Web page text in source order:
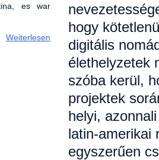
es war
Weiterlesen
Kim,
Weiterlesen
hogy
digitális
élethelyzetek
szóba kerül,
projektek
helyi,
latin-amerikai
egyszerűen